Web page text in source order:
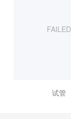
FAILED
试管